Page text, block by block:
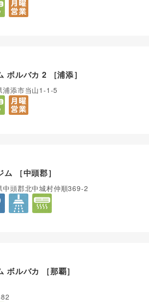
ボルバカ 2 ［浦添］
添市当山1-1-5
［中頭郡］
頭郡北中城村仲順369-2
ボルバカ ［那覇］